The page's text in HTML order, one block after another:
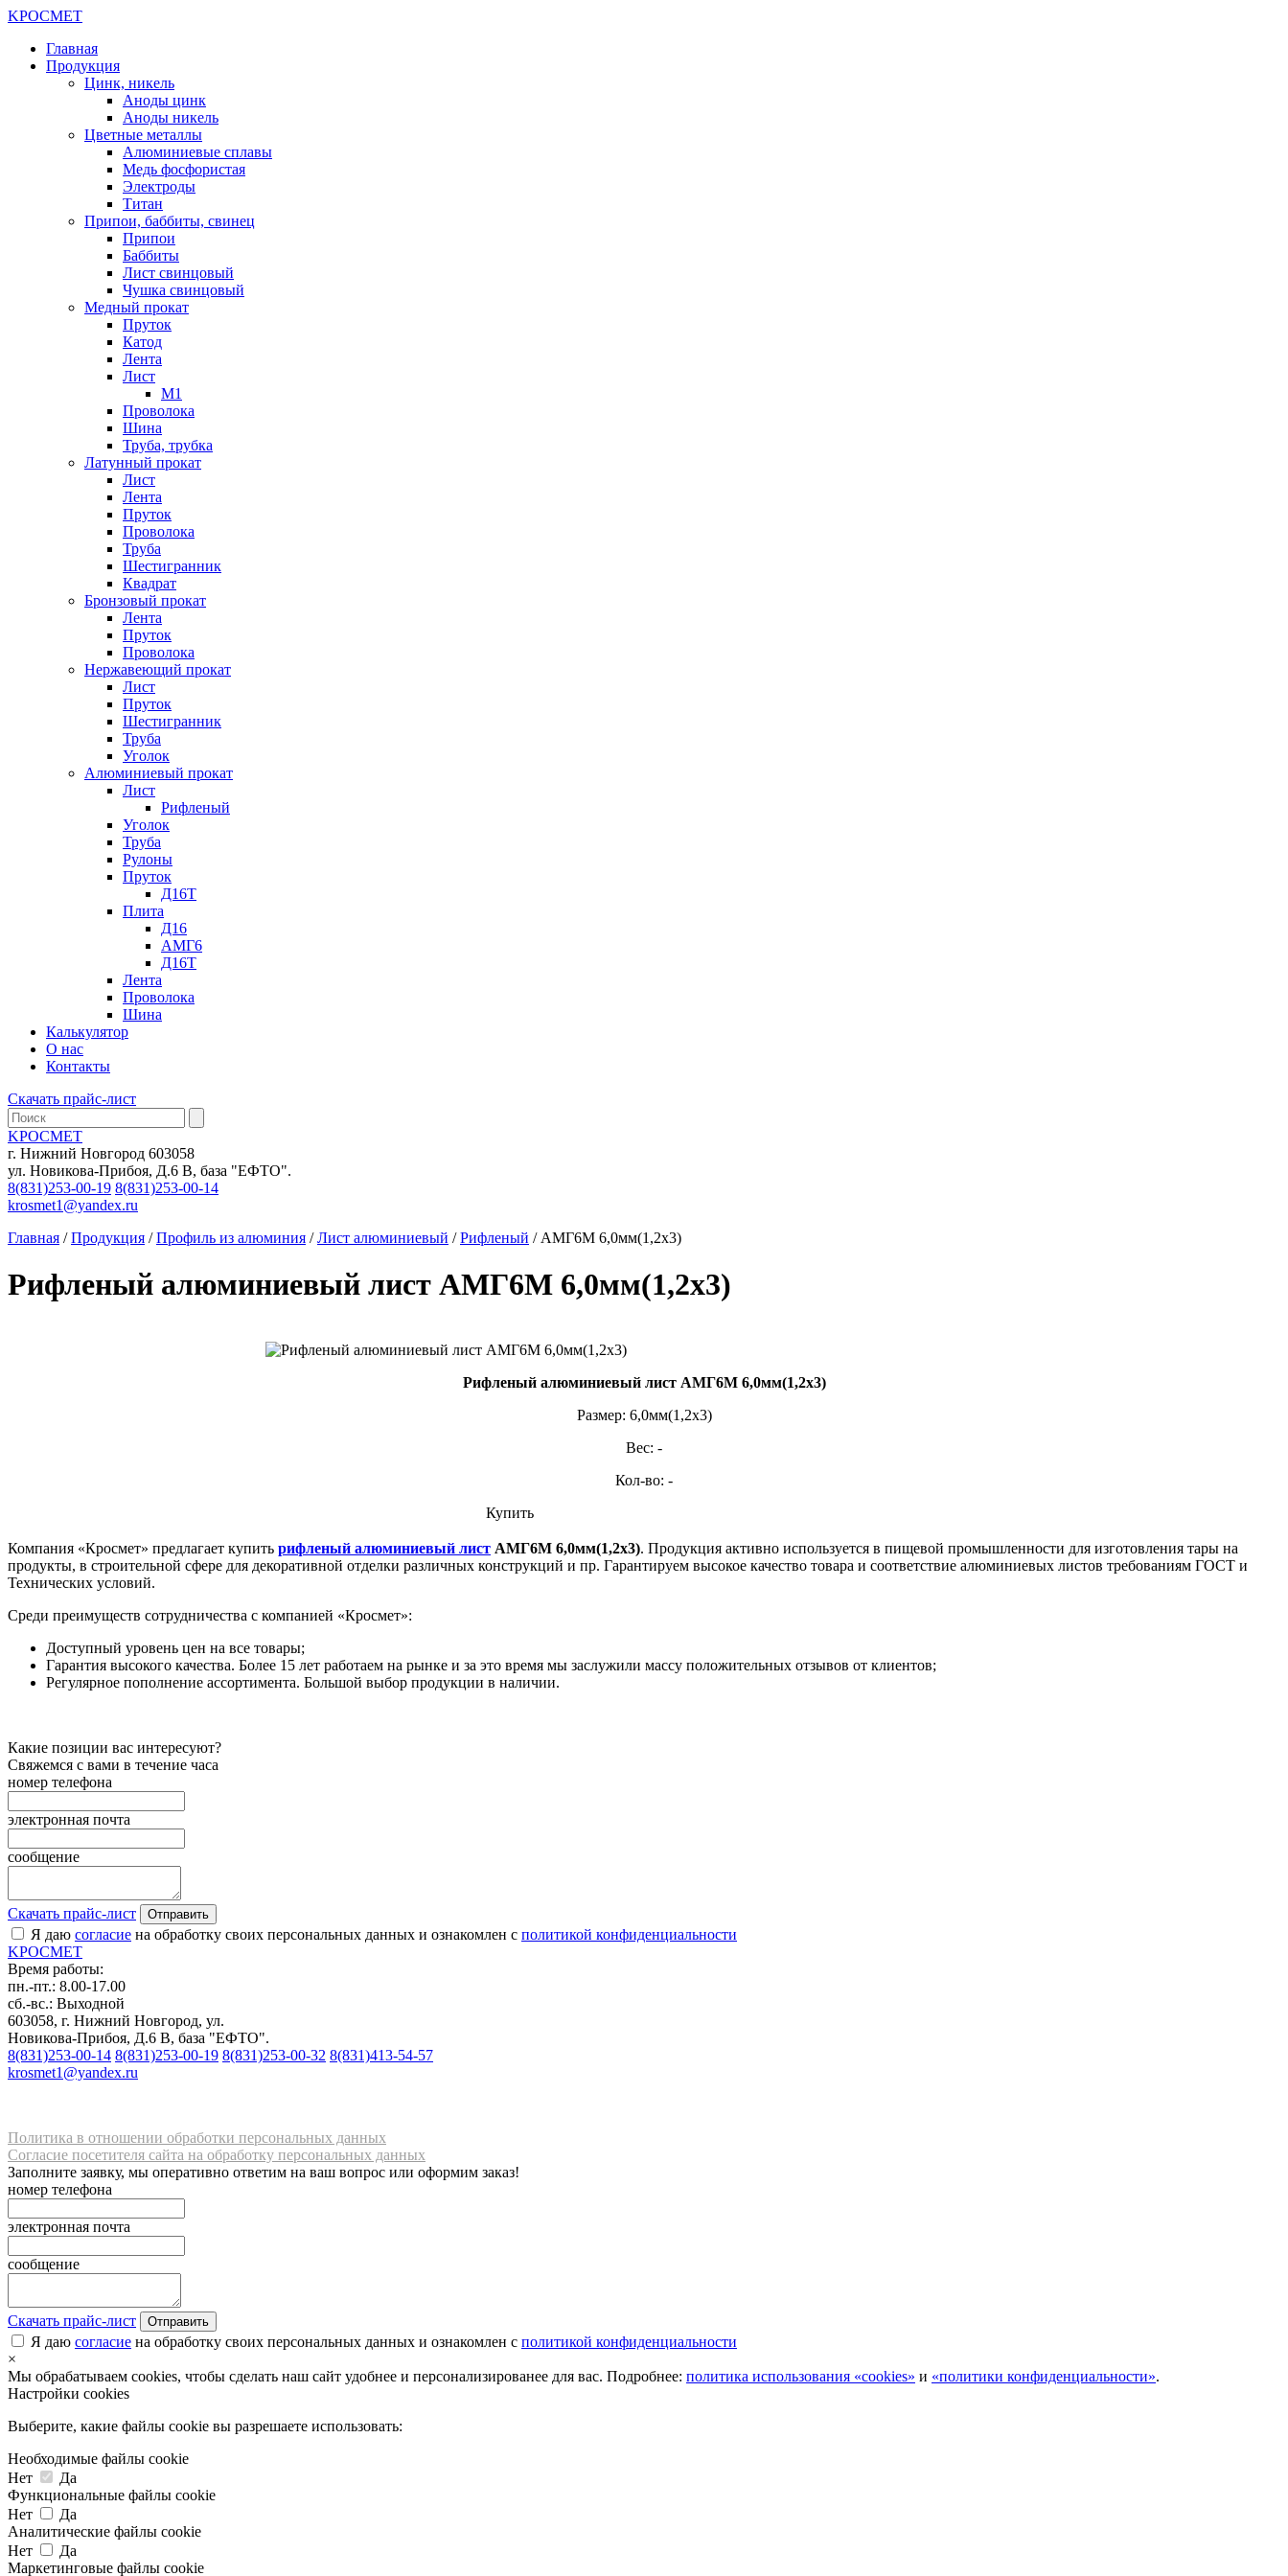
KРОСМЕТ
Главная
Продукция
Цинк, никель
Аноды цинк
Аноды никель
Цветные металлы
Алюминиевые сплавы
Медь фосфористая
Электроды
Титан
Припои, баббиты, свинец
Припои
Баббиты
Лист свинцовый
Чушка свинцовый
Медный прокат
Пруток
Катод
Лента
Лист
М1
Проволока
Шина
Труба, трубка
Латунный прокат
Лист
Лента
Пруток
Проволока
Труба
Шестигранник
Квадрат
Бронзовый прокат
Лента
Пруток
Проволока
Нержавеющий прокат
Лист
Пруток
Шестигранник
Труба
Уголок
Алюминиевый прокат
Лист
Рифленый
Уголок
Труба
Рулоны
Пруток
Д16Т
Плита
Д16
АМГ6
Д16Т
Лента
Проволока
Шина
Калькулятор
О нас
Контакты
Скачать прайс-лист
KРОСМЕТ
г. Нижний Новгород 603058
ул. Новикова-Прибоя, Д.6 В, база "ЕФТО".
8(831)253-00-19 8(831)253-00-14
krosmet1@yandex.ru
Главная /Продукция /Профиль из алюминия /Лист алюминиевый /Рифленый / АМГ6М 6,0мм(1,2х3)
Рифленый алюминиевый лист АМГ6М 6,0мм(1,2х3)
Рифленый алюминиевый лист АМГ6М 6,0мм(1,2х3)
Размер: 6,0мм(1,2х3)
Вес: -
Кол-во: -
Купить
Компания «Кросмет» предлагает купить рифленый алюминиевый лист АМГ6М 6,0мм(1,2х3). Продукция активно используется в пищевой промышленности для изготовления тары на
продукты, в строительной сфере для декоративной отделки различных конструкций и пр. Гарантируем высокое качество товара и соответствие алюминиевых листов требованиям ГОСТ и
Технических условий.
Среди преимуществ сотрудничества с компанией «Кросмет»:
Доступный уровень цен на все товары;
Гарантия высокого качества. Более 15 лет работаем на рынке и за это время мы заслужили массу положительных отзывов от клиентов;
Регулярное пополнение ассортимента. Большой выбор продукции в наличии.
Какие позиции вас интересуют?
Свяжемся с вами в течение часа
номер телефона
электронная почта
сообщение
Скачать прайс-лист Отправить
Я даю согласие на обработку своих персональных данных и ознакомлен с политикой конфиденциальности
KРОСМЕТ
Время работы:
пн.-пт.: 8.00-17.00
сб.-вс.: Выходной
603058, г. Нижний Новгород, ул.
Новикова-Прибоя, Д.6 В, база "ЕФТО".
8(831)253-00-14 8(831)253-00-19 8(831)253-00-32 8(831)413-54-57
krosmet1@yandex.ru
Политика в отношении обработки персональных данных
Согласие посетителя сайта на обработку персональных данных
Заполните заявку, мы оперативно ответим на ваш вопрос или оформим заказ!
номер телефона
электронная почта
сообщение
Скачать прайс-лист Отправить
Я даю согласие на обработку своих персональных данных и ознакомлен с политикой конфиденциальности
×
Мы обрабатываем cookies, чтобы сделать наш сайт удобнее и персонализированее для вас. Подробнее: политика использования «cookies» и «политики конфиденциальности».
Настройки cookies
Выберите, какие файлы cookie вы разрешаете использовать:
Необходимые файлы cookie
Нет
Да
Функциональные файлы cookie
Нет
Да
Аналитические файлы cookie
Нет
Да
Маркетинговые файлы cookie